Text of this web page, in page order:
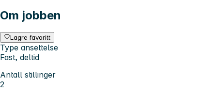
Om jobben
Lagre favoritt
Type ansettelse
Fast, deltid
Antall stillinger
2